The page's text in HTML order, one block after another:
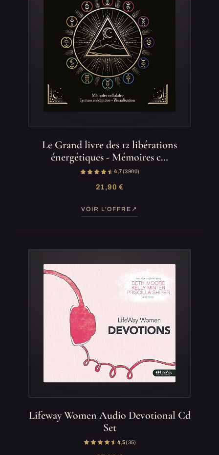
Le Grand livre des 12 libérations
énergétiques - Mémoires c…
4,7(3 900)
21,90 €
VOIR L'OFFRE
Lifeway Women Audio Devotional Cd
Set
4,5(35)